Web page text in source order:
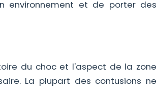
environnement et de porter des
du choc et l'aspect de la zone
La plupart des contusions ne